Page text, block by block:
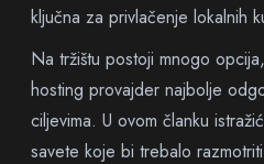
ključna za privlačenje lokalnih
Na tržištu postoji mnogo
hosting provajder najbolje
ciljevima. U ovom članku
savete koje bi trebalo